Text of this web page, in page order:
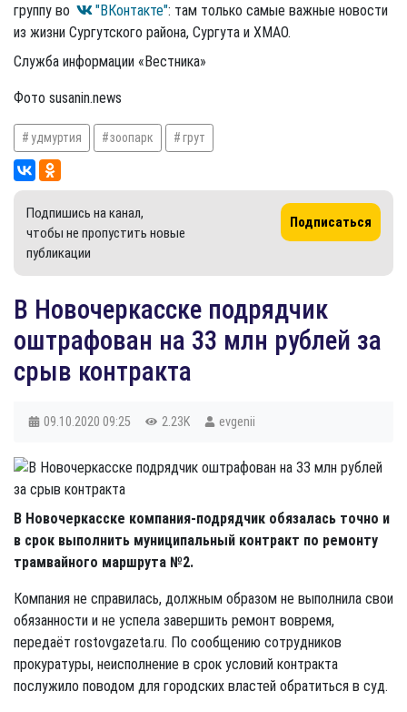
группу во
"ВКонтакте": там только самые важные новости
из жизни Сургутского района, Сургута и ХМАО.
Служба информации «Вестника»
Фото susanin.news
удмуртия зоопарк грут
Подпишись на канал,
чтобы не пропустить новые
публикации
Подписаться
В Новочеркасске подрядчик
оштрафован на 33 млн рублей за
срыв контракта
09.10.2020 09:25 2.23K evgenii
В Новочеркасске компания-подрядчик обязалась точно и
в срок выполнить муниципальный контракт по ремонту
трамвайного маршрута №2.
Компания не справилась, должным образом не выполнила свои
обязанности и не успела завершить ремонт вовремя,
передаёт rostovgazeta.ru. По сообщению сотрудников
прокуратуры, неисполнение в срок условий контракта
послужило поводом для городских властей обратиться в суд.